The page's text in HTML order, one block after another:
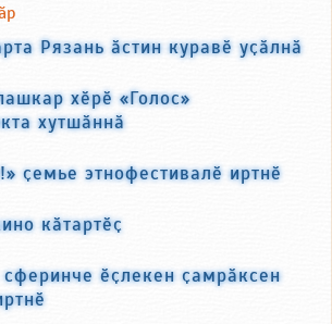
Рязань ӑстин куравӗ уҫӑлнӑ
хӗрӗ «Голос»
хутшӑннӑ
ҫемье этнофестивалӗ иртнӗ
кӑтартӗҫ
сферинче ӗҫлекен ҫамрӑксен